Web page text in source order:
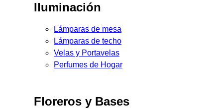
Iluminación
Lámparas de mesa
Lámparas de techo
Velas y Portavelas
Perfumes de Hogar
Floreros y Bases